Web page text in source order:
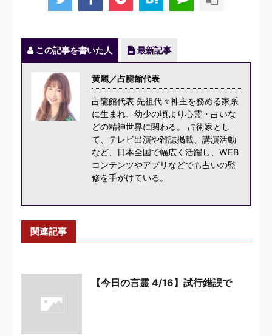
この記事を書いた人 最新記事
黄麗／占龍館代表
占龍館代表 先祖代々神主を務める家系
に生まれ、幼少の頃より心霊・占いな
どの精神世界に関わる。 占術家とし
て、テレビ出演や雑誌掲載、講演活動
など、日本全国で幅広く活躍し、WEB
コンテンツやアプリなどでも占いの監
修を手がけている。
関連記事
【今日の言霊 4/16】試行錯誤で